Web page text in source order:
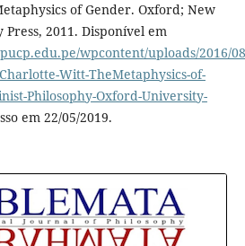
of Gender. Oxford; New
2011. Disponível em
wpcontent/uploads/2016/
Witt-TheMetaphysics-of-
Philosophy-Oxford-University-
em 22/05/2019.